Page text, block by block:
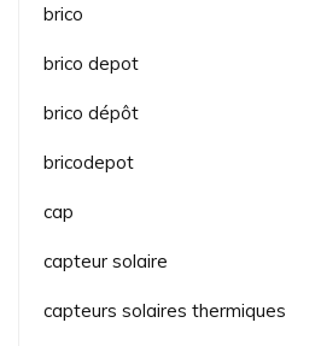
brico
brico depot
brico dépôt
bricodepot
cap
capteur solaire
capteurs solaires thermiques